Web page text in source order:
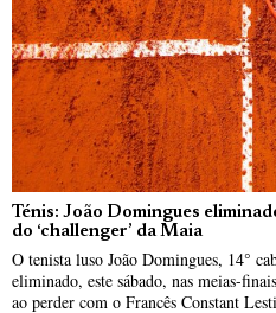
Ténis: João Domingues
do ‘challenger’ da Maia
O tenista luso João Domingues, 14°
eliminado, este sábado, nas meias-
ao perder com o Francês Constant